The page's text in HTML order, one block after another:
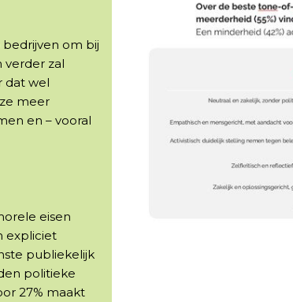
om bij
verder zal
dat wel
meer
en – vooral
eisen
expliciet
publiekelijk
politieke
27% maakt